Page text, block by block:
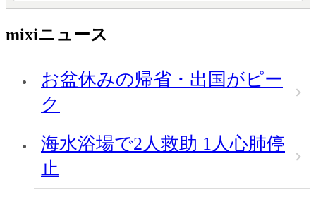
mixiニュース
お盆休みの帰省・出国がピー
ク
海水浴場で2人救助 1人心肺停
止